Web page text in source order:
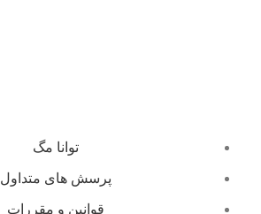
توانا مگ
پرسش های متداول
قوانین و مقررات